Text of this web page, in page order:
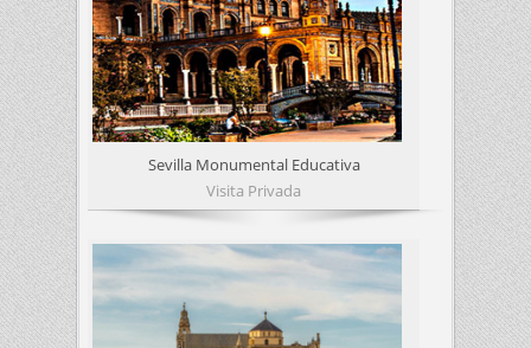
Sevilla Monumental Educativa
Visita Privada